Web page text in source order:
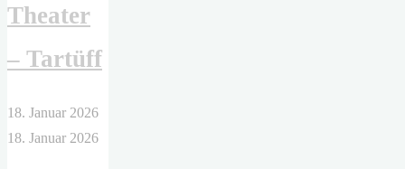
Theater
– Tartüff
18. Januar 2026
18. Januar 2026